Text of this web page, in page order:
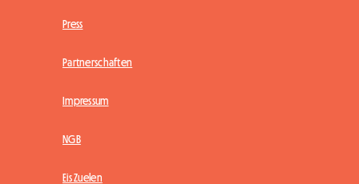
Press
Partnerschaften
Impressum
NGB
Eis Zuelen